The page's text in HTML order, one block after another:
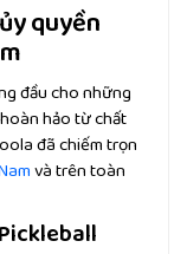
quyền
đầu cho những
hảo từ chất
đã chiếm trọn
và trên toàn